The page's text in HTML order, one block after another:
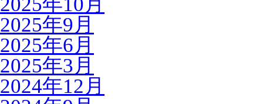
2025年9月
2025年6月
2025年3月
2024年12月